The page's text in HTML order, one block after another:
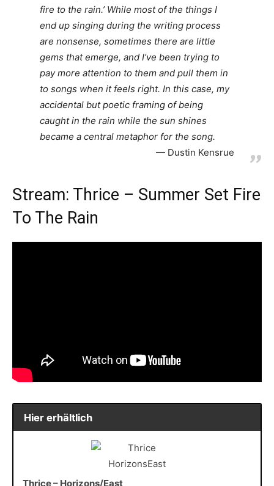
fire to the rain.’ While most of the things I
end up singing during the writing process
are nonsense, sometimes there are little
gems that emerge, and I’ve been trying to
pay more attention to them and pull them in
to songs when it feels right. In this case, my
accidental but poetic framing of being
caught in the rain while the sun shines
became a central metaphor for the song.
Dustin Kensrue
Stream: Thrice – Summer Set Fire
To The Rain
Hier erhältlich
Thrice – Horizons/East